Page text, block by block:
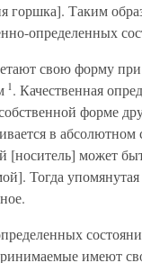
горшка]. Таким
определенных
свою форму
1. Качественная
форме
в
[носитель] может
Тогда
имеют